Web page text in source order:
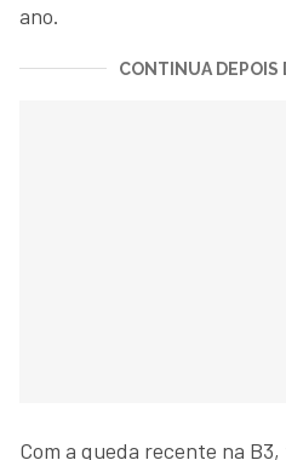
ano.
CONTINUA DEPOIS
Com a queda recente na